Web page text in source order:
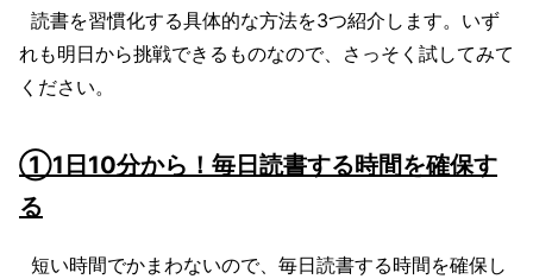
読書を習慣化する具体的な方法を3つ紹介します。いず
れも明日から挑戦できるものなので、さっそく試してみて
ください。
①1日10分から！毎日読書する時間を確保す
る
短い時間でかまわないので、毎日読書する時間を確保し